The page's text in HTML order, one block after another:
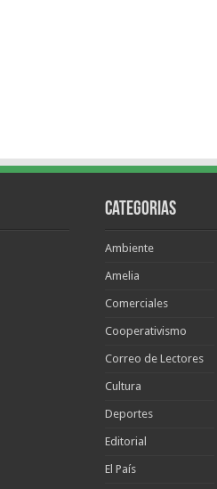
Categorias
Ambiente
Amelia
Comerciales
Cooperativismo
Correo de Lectores
Cultura
Deportes
Editorial
El País